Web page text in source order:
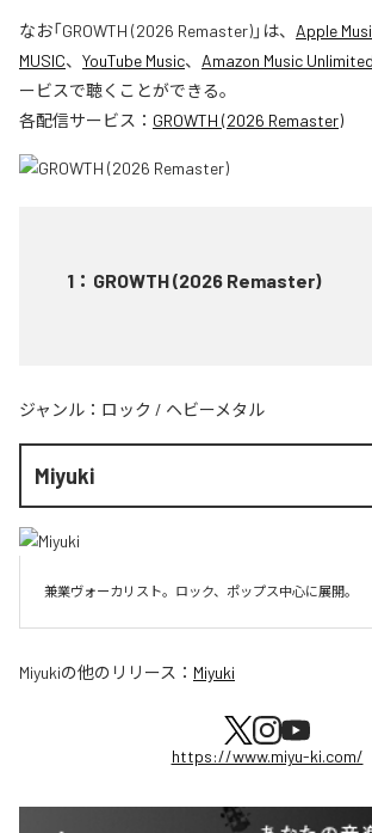
なお「GROWTH (2026 Remaster)」は、 Apple
MUSIC、 YouTube Music、 Amazon Music Unlimited
ービスで聴くことができる。
各配信サービス： GROWTH (2026 Remaster)
1 ： GROWTH (2026 Remaster)
ジャンル： ロック / ヘビーメタル
Miyuki
兼業ヴォーカリスト。ロック、ポップス中心に展開。
Miyukiの他のリリース： Miyuki
https://www.miyu-ki.com/